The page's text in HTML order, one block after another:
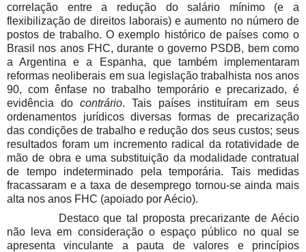
correlação entre a redução do salário mínimo (e a
flexibilização de direitos laborais) e aumento no número de
postos de trabalho. O exemplo histórico de países como o
Brasil nos anos FHC, durante o governo PSDB, bem como
a Argentina e a Espanha, que também implementaram
reformas neoliberais em sua legislação trabalhista nos anos
90, com ênfase no trabalho temporário e precarizado, é
evidência do contrário. Tais países instituíram em seus
ordenamentos jurídicos diversas formas de precarização
das condições de trabalho e redução dos seus custos; seus
resultados foram um incremento radical da rotatividade de
mão de obra e uma substituição da modalidade contratual
de tempo indeterminado pela temporária. Tais medidas
fracassaram e a taxa de desemprego tornou-se ainda mais
alta nos anos FHC (apoiado por Aécio).
Destaco que tal proposta precarizante de Aécio
não leva em consideração o espaço público no qual se
apresenta vinculante a pauta de valores e princípios